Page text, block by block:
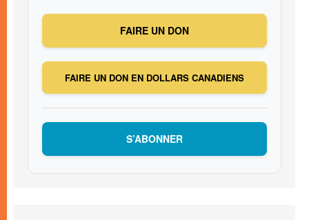
FAIRE UN DON
FAIRE UN DON EN DOLLARS CANADIENS
S’ABONNER